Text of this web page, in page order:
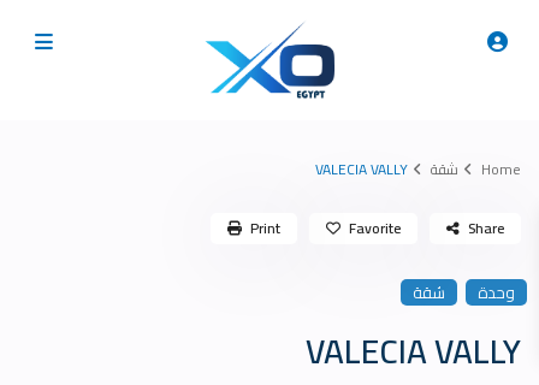
Home شقة VALECIA VALLY
وحدة شقة
VALECIA VALLY
Share
Favorite
Print